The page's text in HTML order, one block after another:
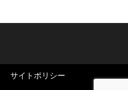
サイトポリシー